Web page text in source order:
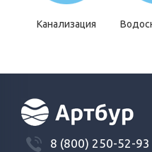
Канализация
8 (800) 250-52-93